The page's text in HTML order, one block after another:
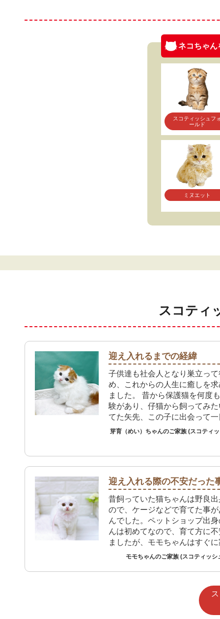
ネコちゃん
スコティッシュフ
ールド
ミヌエット
スコティ
迎え入れるまでの経緯
子供達も社会人となり巣立っ
め、これからの人生に癒しを
ました。 昔から保護猫を何度
験があり、仔猫から飼ってみ
てた矢先、この子に出会って
ました。ペットショップのア
芽育（めい）ちゃんのご家族 (スコティ
迎え入れる際の不安だった
昔飼っていた猫ちゃんは野良
ので、ケージなどで育てた事
んでした。ペットショップ出
んは初めてなので、育て方に
ましたが、モモちゃんはすぐ
てくれたので良かったです。
モモちゃんのご家族 (スコティッシ